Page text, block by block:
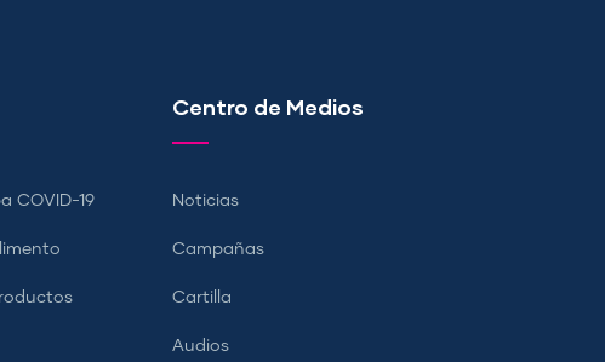
COVID-19
Centro de Medios
Noticias
Campañas
Cartilla
Audios